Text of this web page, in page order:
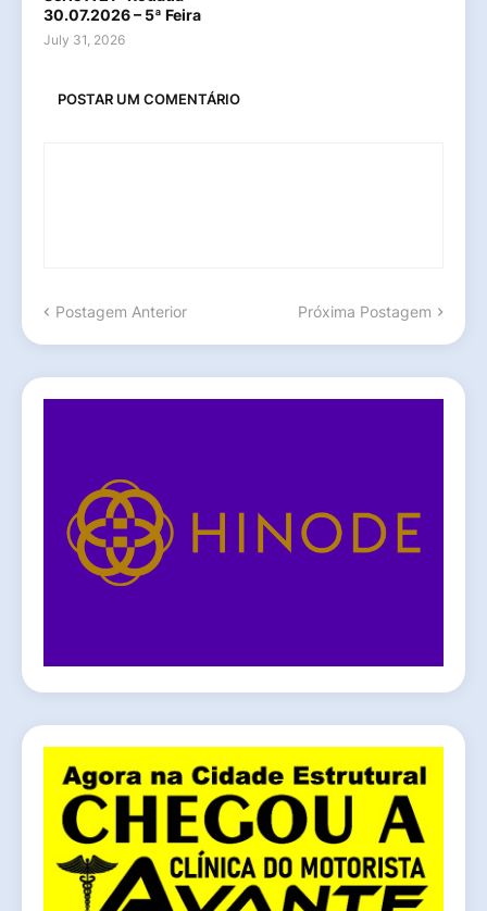
30.07.2026 – 5ª Feira
July 31, 2026
POSTAR UM COMENTÁRIO
Postagem Anterior Próxima Postagem